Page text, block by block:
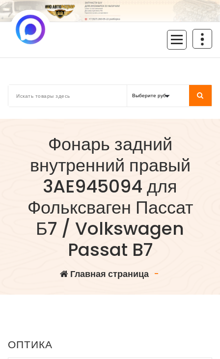
Перейти
к
содержимому
Фонарь задний
внутренний правый
3AE945094 для
Фольксваген Пассат
Б7 / Volkswagen
Passat B7
Главная страница-
ОПТИКА